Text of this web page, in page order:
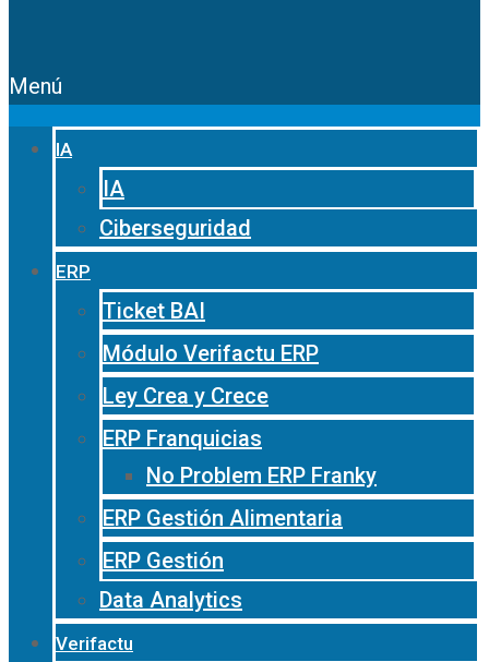
Menú
IA
IA
Ciberseguridad
ERP
Ticket BAI
Módulo Verifactu ERP
Ley Crea y Crece
ERP Franquicias
No Problem ERP Franky
ERP Gestión Alimentaria
ERP Gestión
Data Analytics
Verifactu